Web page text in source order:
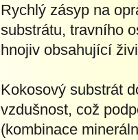
Rychlý zásyp na
substrátu, travního
hnojiv obsahující
Kokosový substrát
vzdušnost, což
(kombinace